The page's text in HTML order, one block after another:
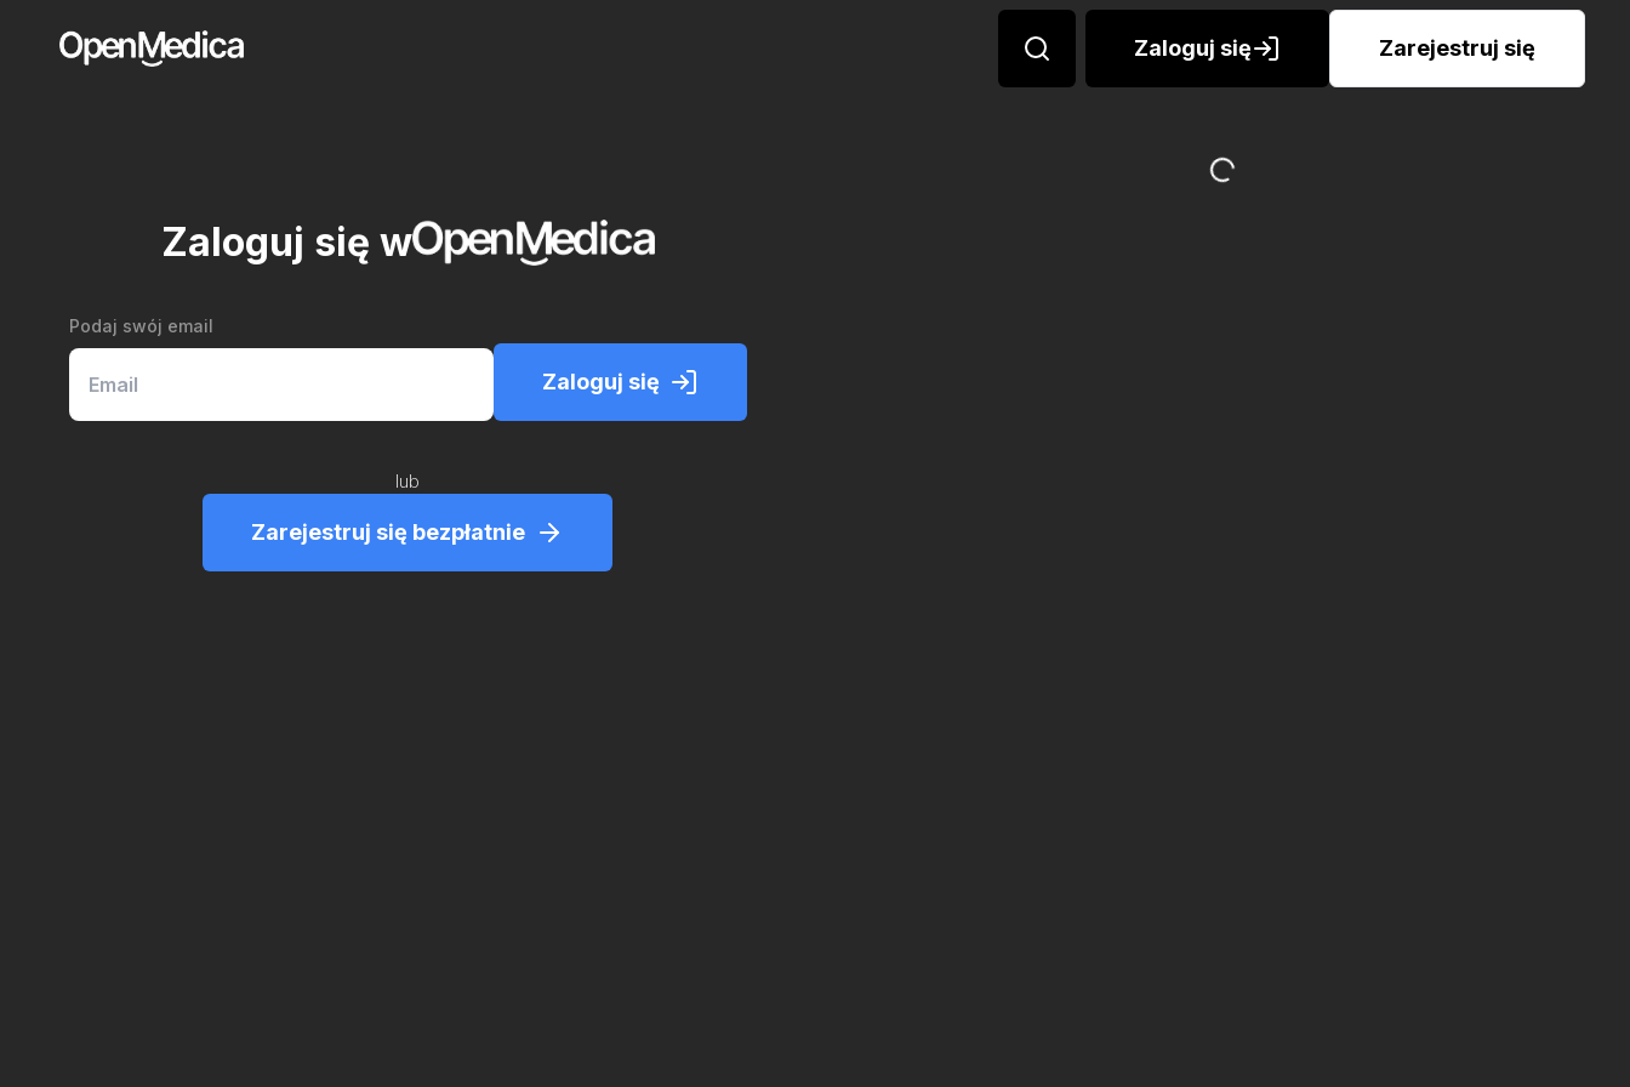
Zaloguj się Zarejestruj się
Zaloguj się w
Podaj swój email
Zaloguj się
lub
Zarejestruj się bezpłatnie